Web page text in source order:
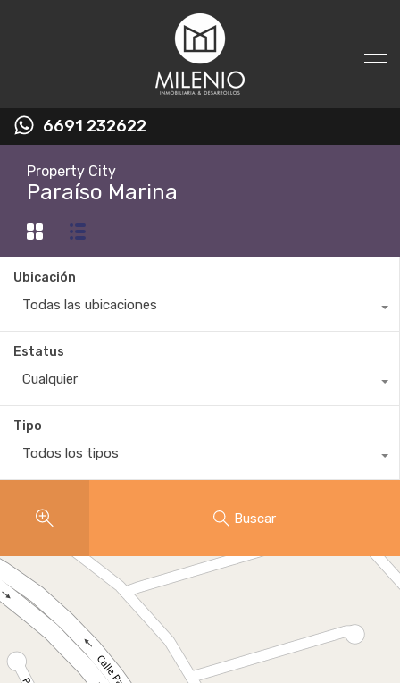
6691 232622
Property City
Paraíso Marina
Ubicación
Todas las ubicaciones
Estatus
Cualquier
Tipo
Todos los tipos
Buscar